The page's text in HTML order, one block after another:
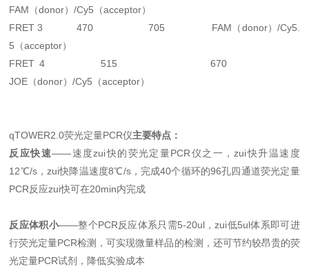
FAM（donor）/Cy5（acceptor）
FRET 3 470 705 FAM（donor）/Cy5.
5（acceptor）
FRET 4 515 670
JOE（donor）/Cy5（acceptor）
qTOWER2.0荧光定量PCR仪主要特点：
反应快速——速度zui快的荧光定量PCR仪之一，zui快升温速度
12℃/s，zui快降温速度8℃/s，完成40个循环的96孔四通道荧光定量
PCR反应zui快可在20min内完成
反应体积小——整个PCR反应体系只需5-20ul，zui低5ul体系即可进
行荧光定量PCR检测，可实现微量样品的检测，还可节约较昂贵的荧
光定量PCR试剂，降低实验成本